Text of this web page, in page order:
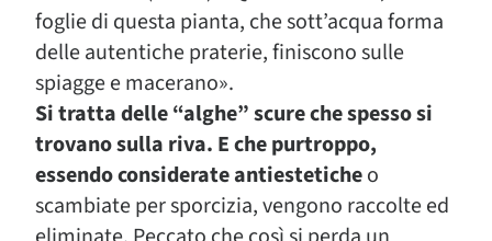
foglie di questa pianta, che sott’acqua forma
delle autentiche praterie, finiscono sulle
spiagge e macerano».
Si tratta delle “alghe” scure che spesso si
trovano sulla riva. E che purtroppo,
essendo considerate antiesteticheo
scambiate per sporcizia, vengono raccolte ed